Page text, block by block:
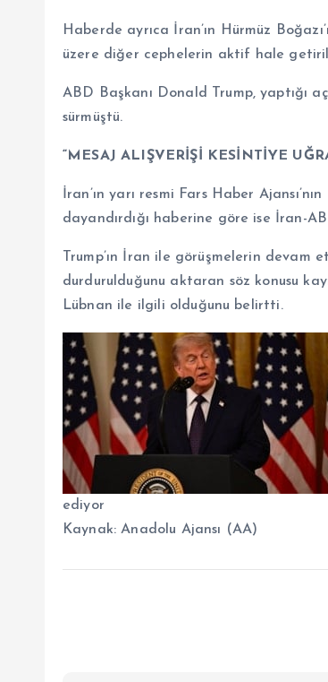
Haberde ayrıca İran’ın Hürmüz
üzere diğer cephelerin aktif hale
ABD Başkanı Donald Trump, yaptığı
sürmüştü.
“MESAJ ALIŞVERİŞİ KESİNTİYE
İran’ın yarı resmi Fars Haber
dayandırdığı haberine göre ise İran-
Trump’ın İran ile görüşmelerin
durdurulduğunu aktaran söz konusu
Lübnan ile ilgili olduğunu belirtti.
ediyor
Kaynak: Anadolu Ajansı (AA)